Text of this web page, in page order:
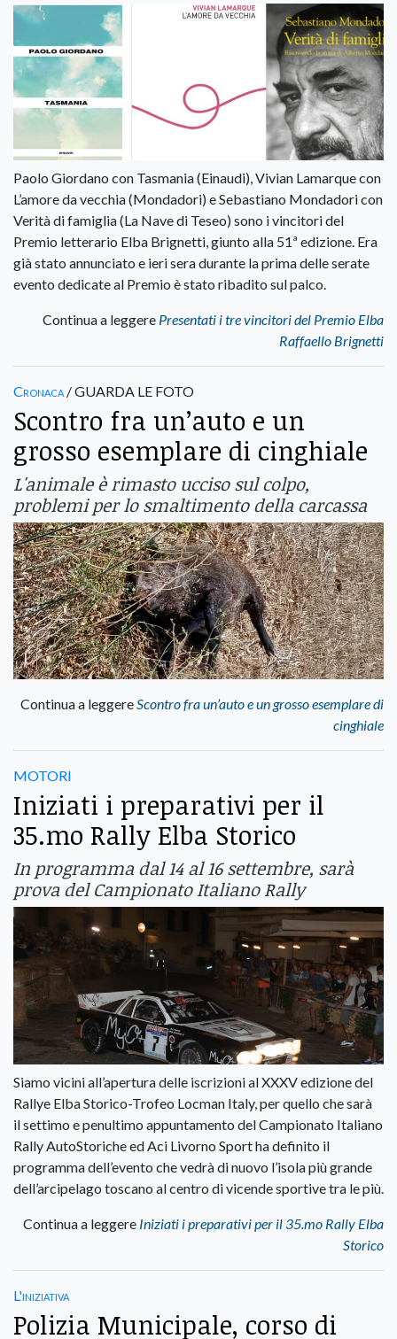
Paolo Giordano con Tasmania (Einaudi), Vivian Lamarque con
L’amore da vecchia (Mondadori) e Sebastiano Mondadori con
Verità di famiglia (La Nave di Teseo) sono i vincitori del
Premio letterario Elba Brignetti, giunto alla 51ª edizione. Era
già stato annunciato e ieri sera durante la prima delle serate
evento dedicate al Premio è stato ribadito sul palco.
Continua a leggere Presentati i tre vincitori del Premio Elba
Raffaello Brignetti
Cronaca / GUARDA LE FOTO
Scontro fra un’auto e un
grosso esemplare di cinghiale
L'animale è rimasto ucciso sul colpo,
problemi per lo smaltimento della carcassa
Continua a leggereScontro fra un’auto e un grosso esemplare di
cinghiale
MOTORI
Iniziati i preparativi per il
35.mo Rally Elba Storico
In programma dal 14 al 16 settembre, sarà
prova del Campionato Italiano Rally
Siamo vicini all’apertura delle iscrizioni al XXXV edizione del
Rallye Elba Storico-Trofeo Locman Italy, per quello che sarà
il settimo e penultimo appuntamento del Campionato Italiano
Rally AutoStoriche ed Aci Livorno Sport ha definito il
programma dell’evento che vedrà di nuovo l’isola più grande
dell’arcipelago toscano al centro di vicende sportive tra le più.
Continua a leggere Iniziati i preparativi per il 35.mo Rally Elba
Storico
L'iniziativa
Polizia Municipale, corso di